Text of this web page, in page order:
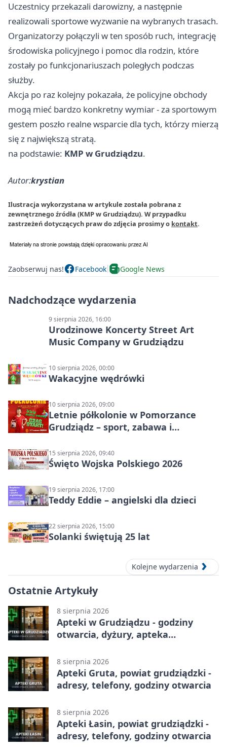
Uczestnicy przekazali darowizny, a następnie
realizowali sportowe wyzwanie na wybranych trasach.
Organizatorzy połączyli w ten sposób ruch, integrację
środowiska policyjnego i pomoc dla rodzin, które
zostały po funkcjonariuszach poległych podczas
służby.
Akcja po raz kolejny pokazała, że policyjne obchody
mogą mieć bardzo konkretny wymiar - za sportowym
gestem poszło realne wsparcie dla tych, którzy mierzą
się z największą stratą.
na podstawie: KMP w Grudziądzu.
Autor:krystian
Ilustracja wykorzystana w artykule została pobrana z
zewnętrznego źródła (KMP w Grudziądzu). W przypadku
zastrzeżeń dotyczących praw do zdjęcia prosimy o kontakt.
Zaobserwuj nas! Facebook Google News
Nadchodzące wydarzenia
9 sierpnia 2026, 16:00
Urodzinowe Koncerty Street Art
Music Company w Grudziądzu
10 sierpnia 2026, 00:00
Wakacyjne wędrówki
10 sierpnia 2026, 09:00
Letnie półkolonie w Pomorzance
Grudziądz – sport, zabawa i
15 sierpnia 2026, 09:40
Święto Wojska Polskiego 2026
19 sierpnia 2026, 17:00
Teddy Eddie – angielski dla dzieci
22 sierpnia 2026, 15:00
Solanki świętują 25 lat
Kolejne wydarzenia
Ostatnie Artykuły
8 sierpnia 2026
Apteki w Grudziądzu - godziny
otwarcia, dyżury, apteka
8 sierpnia 2026
Apteki Gruta, powiat grudziądzki -
adresy, telefony, godziny otwarcia
8 sierpnia 2026
Apteki Łasin, powiat grudziądzki -
adresy, telefony, godziny otwarcia